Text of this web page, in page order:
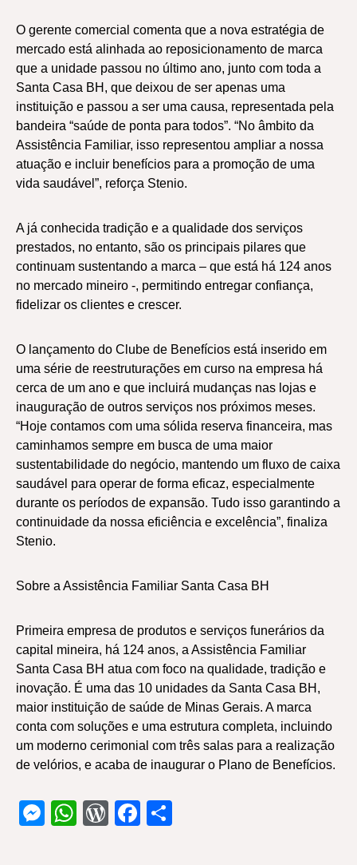
O gerente comercial comenta que a nova estratégia de
mercado está alinhada ao reposicionamento de marca
que a unidade passou no último ano, junto com toda a
Santa Casa BH, que deixou de ser apenas uma
instituição e passou a ser uma causa, representada pela
bandeira “saúde de ponta para todos”. “No âmbito da
Assistência Familiar, isso representou ampliar a nossa
atuação e incluir benefícios para a promoção de uma
vida saudável”, reforça Stenio.
A já conhecida tradição e a qualidade dos serviços
prestados, no entanto, são os principais pilares que
continuam sustentando a marca – que está há 124 anos
no mercado mineiro -, permitindo entregar confiança,
fidelizar os clientes e crescer.
O lançamento do Clube de Benefícios está inserido em
uma série de reestruturações em curso na empresa há
cerca de um ano e que incluirá mudanças nas lojas e
inauguração de outros serviços nos próximos meses.
“Hoje contamos com uma sólida reserva financeira, mas
caminhamos sempre em busca de uma maior
sustentabilidade do negócio, mantendo um fluxo de caixa
saudável para operar de forma eficaz, especialmente
durante os períodos de expansão. Tudo isso garantindo a
continuidade da nossa eficiência e excelência”, finaliza
Stenio.
Sobre a Assistência Familiar Santa Casa BH
Primeira empresa de produtos e serviços funerários da
capital mineira, há 124 anos, a Assistência Familiar
Santa Casa BH atua com foco na qualidade, tradição e
inovação. É uma das 10 unidades da Santa Casa BH,
maior instituição de saúde de Minas Gerais. A marca
conta com soluções e uma estrutura completa, incluindo
um moderno cerimonial com três salas para a realização
de velórios, e acaba de inaugurar o Plano de Benefícios.
Messenger
WhatsApp
WordPress
Facebook